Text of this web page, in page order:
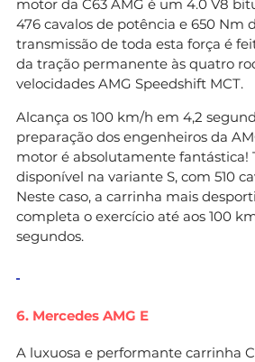
motor da C63 AMG é um 4.0 V8
476 cavalos de potência e 650 Nm
transmissão de toda esta força é
da tração permanente às quatro
velocidades AMG Speedshift MCT.
Alcança os 100 km/h em 4,2
preparação dos engenheiros da
motor é absolutamente fantástica!
disponível na variante S, com 510
Neste caso, a carrinha mais
completa o exercício até aos 100
segundos.
6. Mercedes AMG E
A luxuosa e performante carrinha